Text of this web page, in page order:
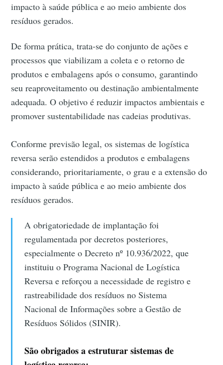
impacto à saúde pública e ao meio ambiente dos
resíduos gerados.
De forma prática, trata-se do conjunto de ações e
processos que viabilizam a coleta e o retorno de
produtos e embalagens após o consumo, garantindo
seu reaproveitamento ou destinação ambientalmente
adequada. O objetivo é reduzir impactos ambientais e
promover sustentabilidade nas cadeias produtivas.
Conforme previsão legal, os sistemas de logística
reversa serão estendidos a produtos e embalagens
considerando, prioritariamente, o grau e a extensão do
impacto à saúde pública e ao meio ambiente dos
resíduos gerados.
A obrigatoriedade de implantação foi
regulamentada por decretos posteriores,
especialmente o Decreto nº 10.936/2022, que
instituiu o Programa Nacional de Logística
Reversa e reforçou a necessidade de registro e
rastreabilidade dos resíduos no Sistema
Nacional de Informações sobre a Gestão de
Resíduos Sólidos (SINIR).
São obrigados a estruturar sistemas de